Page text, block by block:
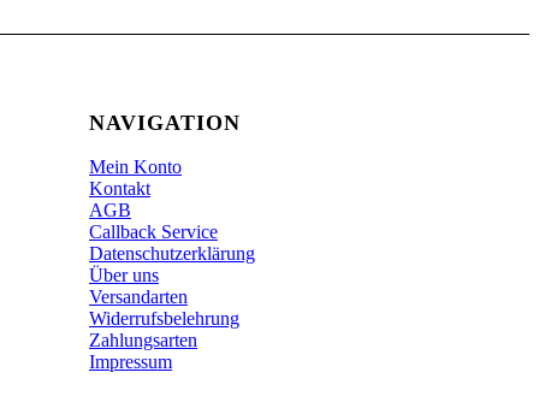
NAVIGATION
Mein Konto
Kontakt
AGB
Callback Service
Datenschutzerklärung
Über uns
Versandarten
Widerrufsbelehrung
Zahlungsarten
Impressum